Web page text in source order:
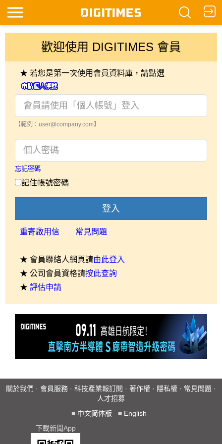
歡迎使用 DIGITIMES 會員
★ 若您是第一次使用會員資料庫，請點選
【範例：user@company.com】
忘記密碼
記住帳號密碼
登入
重寄啟用信 常見問題
★ 會員聯絡人網頁請由此登入
★ 公司會員資格請按此查詢
★ 評估申請
關於我們 · 會員服務 · 科技產業報訂閱 · 著作權 · 隱私權 · 常見問題 ·
人才招募
■ 中文简体版 ■ English
下載新聞App